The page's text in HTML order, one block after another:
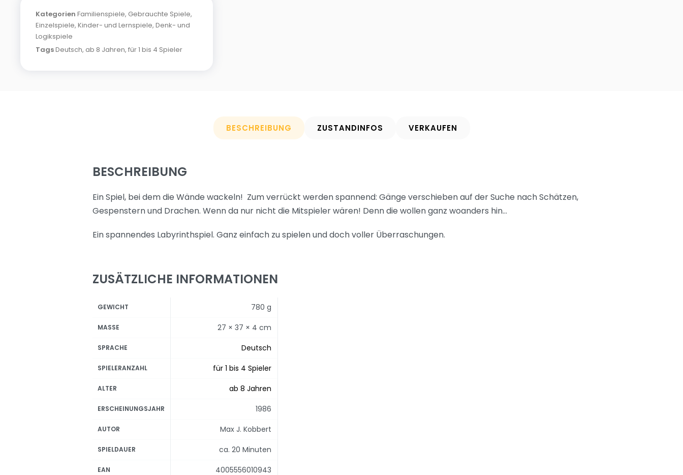
Kategorien Familienspiele, Gebrauchte Spiele,
Einzelspiele, Kinder- und Lernspiele, Denk- und
Logikspiele
TagsDeutsch, ab 8 Jahren, für 1 bis 4 Spieler
BESCHREIBUNG ZUSTANDINFOS VERKAUFEN
BESCHREIBUNG
Ein Spiel, bei dem die Wände wackeln! Zum verrückt werden spannend: Gänge verschieben auf der Suche nach Schätzen,
Gespenstern und Drachen. Wenn da nur nicht die Mitspieler wären! Denn die wollen ganz woanders hin…
Ein spannendes Labyrinthspiel. Ganz einfach zu spielen und doch voller Überraschungen.
ZUSÄTZLICHE INFORMATIONEN
GEWICHT 780 g
MASSE 27 × 37 × 4 cm
SPRACHE Deutsch
SPIELERANZAHL für 1 bis 4 Spieler
ALTER ab 8 Jahren
ERSCHEINUNGSJAHR 1986
AUTOR Max J. Kobbert
SPIELDAUER ca. 20 Minuten
EAN 4005556010943